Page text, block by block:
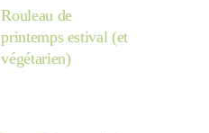
Rouleau de
printemps estival (et
végétarien)